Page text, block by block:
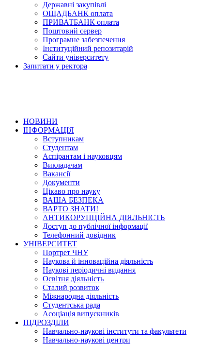
Державні закупівлі
ОЩАДБАНК оплата
ПРИВАТБАНК оплата
Поштовий сервер
Програмне забезпечення
Інституційний репозитарій
Сайти університету
Запитати у ректора
НОВИНИ
ІНФОРМАЦІЯ
Вступникам
Студентам
Аспірантам і науковцям
Викладачам
Вакансії
Документи
Цікаво про науку
ВАША БЕЗПЕКА
ВАРТО ЗНАТИ!
АНТИКОРУПЦІЙНА ДІЯЛЬНІСТЬ
Доступ до публічної інформації
Телефонний довідник
УНІВЕРСИТЕТ
Портрет ЧНУ
Наукова й інноваційна діяльність
Наукові періодичні видання
Освітня діяльність
Сталий розвиток
Міжнародна діяльність
Студентська рада
Асоціація випускників
ПІДРОЗДІЛИ
Навчально-наукові інститути та факультети
Навчально-наукові центри